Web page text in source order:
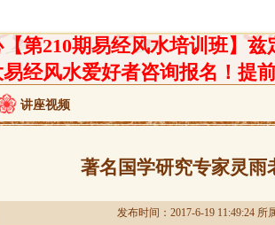
第210期易经风水培训班】兹
经风水爱好者咨询报名！提
讲座视频
著名国学研究专家灵
发布时间：2017-6-19 11:49:24 所